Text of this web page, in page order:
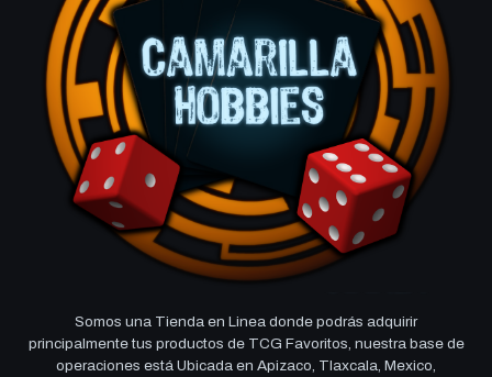
Somos una Tienda en Linea donde podrás adquirir
principalmente tus productos de TCG Favoritos, nuestra base de
operaciones está Ubicada en Apizaco, Tlaxcala, Mexico,